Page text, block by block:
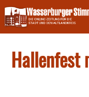
Skip
to
content
Hallenfest